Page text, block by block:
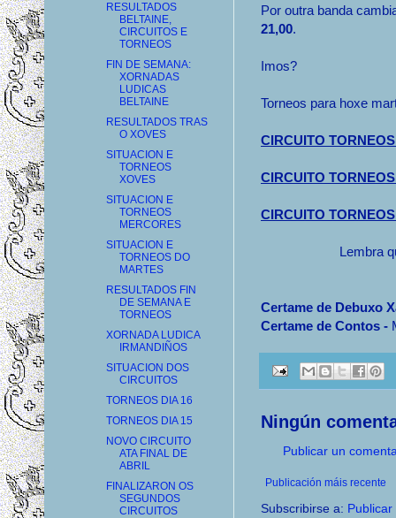
Por outra banda
21,00.
Imos?
Torneos para hoxe
CIRCUITO
CIRCUITO
CIRCUITO
Lembra
Certame de Debuxo
Certame de Contos -
Ningún
Publicar un
Publicación máis recente
Subscribirse a:
RESULTADOS
BELTAINE,
CIRCUITOS E
TORNEOS
FIN DE SEMANA:
XORNADAS
LUDICAS
BELTAINE
RESULTADOS TRAS
O XOVES
SITUACION E
TORNEOS
XOVES
SITUACION E
TORNEOS
MERCORES
SITUACION E
TORNEOS DO
MARTES
RESULTADOS FIN
DE SEMANA E
TORNEOS
XORNADA LUDICA
IRMANDIÑOS
SITUACION DOS
CIRCUITOS
TORNEOS DIA 16
TORNEOS DIA 15
NOVO CIRCUITO
ATA FINAL DE
ABRIL
FINALIZARON OS
SEGUNDOS
CIRCUITOS